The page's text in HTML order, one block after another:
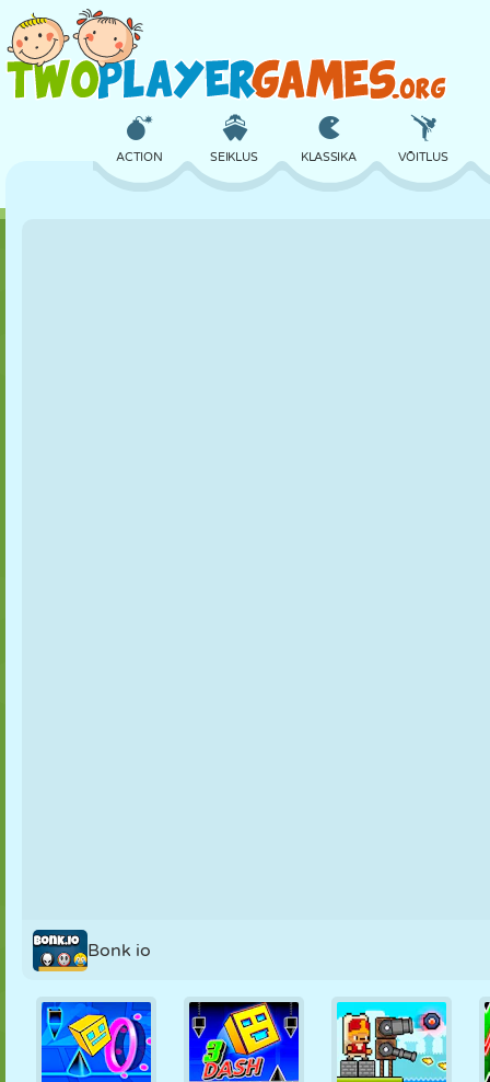
ACTION SEIKLUS KLASSIKA VÕITLUS
Bonk io